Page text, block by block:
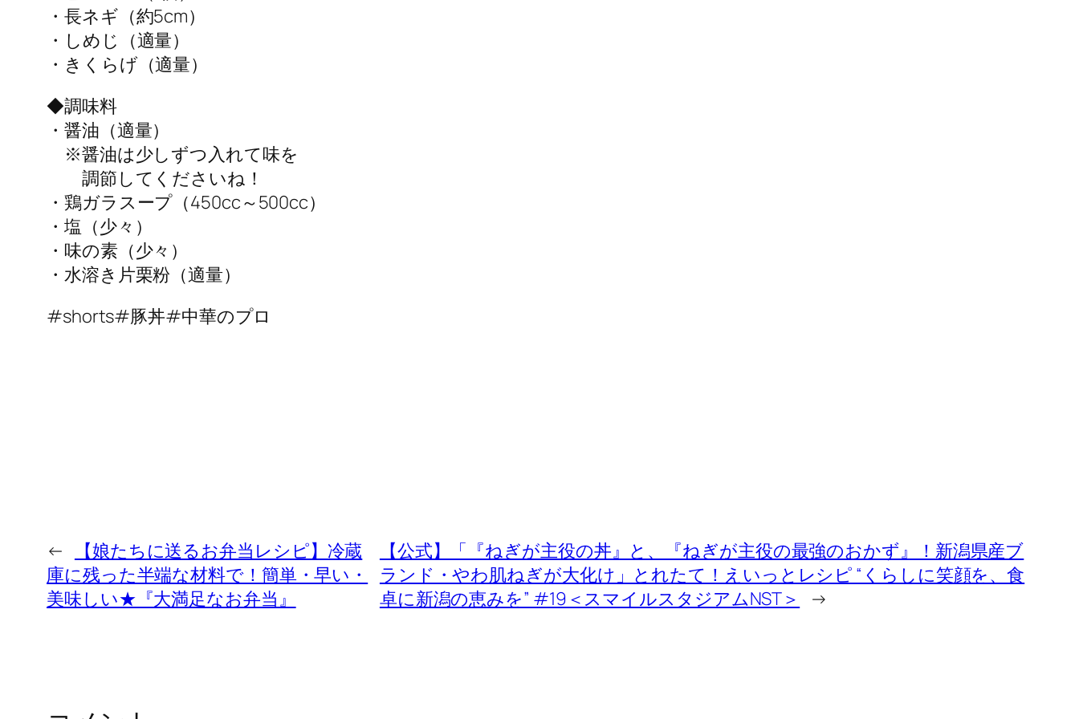
・長ネギ（約5cm）
・しめじ（適量）
・きくらげ（適量）
◆調味料
・醤油（適量）
※醤油は少しずつ入れて味を
調節してくださいね！
・鶏ガラスープ（450cc～500cc）
・塩（少々）
・味の素（少々）
・水溶き片栗粉（適量）
#shorts#豚丼#中華のプロ
←
【娘たちに送るお弁当レシピ】冷蔵
庫に残った半端な材料で！簡単・早い・
美味しい★『大満足なお弁当』
【公式】「『ねぎが主役の丼』と、『ねぎが主役の最強のおかず』！新潟県産ブ
ランド・やわ肌ねぎが大化け」とれたて！えいっとレシピ “くらしに笑顔を、食
卓に新潟の恵みを” #19＜スマイルスタジアムNST＞
→